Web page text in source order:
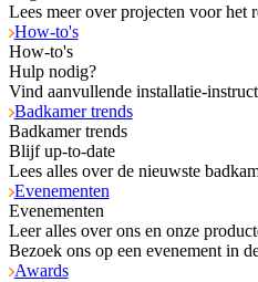
Lees meer over projecten voor het
How-to's
How-to's
Hulp nodig?
Vind aanvullende installatie-
Badkamer trends
Badkamer trends
Blijf up-to-date
Lees alles over de nieuwste
Evenementen
Evenementen
Leer alles over ons en onze
Bezoek ons op een evenement in
Awards